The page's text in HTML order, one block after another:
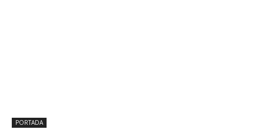
PORTADA